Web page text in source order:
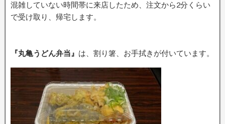
混雑していない時間帯に来店したため、注文から2分くらい
で受け取り、帰宅します。
『丸亀うどん弁当』 は、割り箸、お手拭きが付いています。